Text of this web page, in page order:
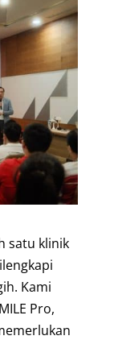
satu klinik
Kami
Pro,